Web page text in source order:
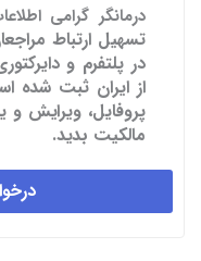
درمانگر گرامی
در پلتفرم و
از ایران ثبت شده
پروفایل، ویرایش
مالکیت بدید.